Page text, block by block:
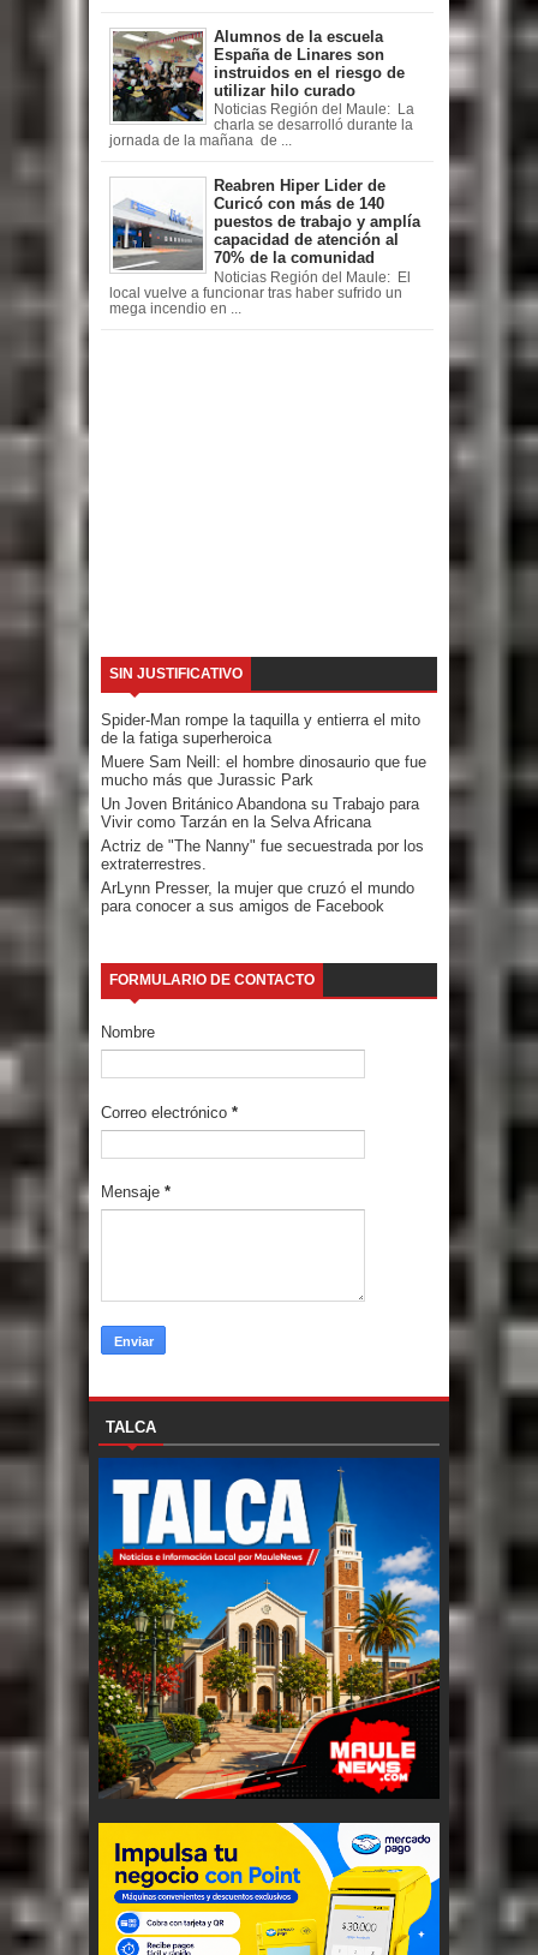
Alumnos de la escuela
España de Linares son
instruidos en el riesgo de
utilizar hilo curado
Noticias Región del Maule: La
charla se desarrolló durante la
jornada de la mañana de ...
Reabren Hiper Lider de
Curicó con más de 140
puestos de trabajo y amplía
capacidad de atención al
70% de la comunidad
Noticias Región del Maule: El
local vuelve a funcionar tras haber sufrido un
mega incendio en ...
SIN JUSTIFICATIVO
Spider-Man rompe la taquilla y entierra el mito
de la fatiga superheroica
Muere Sam Neill: el hombre dinosaurio que fue
mucho más que Jurassic Park
Un Joven Británico Abandona su Trabajo para
Vivir como Tarzán en la Selva Africana
Actriz de "The Nanny" fue secuestrada por los
extraterrestres.
ArLynn Presser, la mujer que cruzó el mundo
para conocer a sus amigos de Facebook
FORMULARIO DE CONTACTO
Nombre
Correo electrónico *
Mensaje *
TALCA